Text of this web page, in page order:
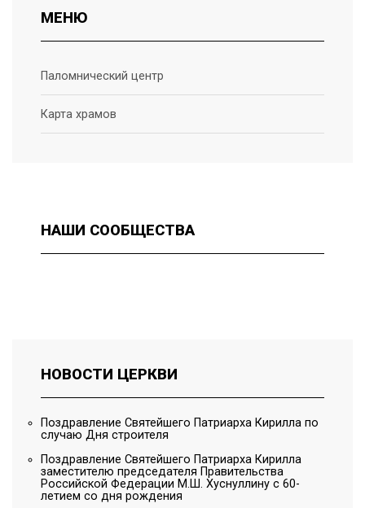
МЕНЮ
Паломнический центр
Карта храмов
НАШИ СООБЩЕСТВА
НОВОСТИ ЦЕРКВИ
Поздравление Святейшего Патриарха Кирилла по
случаю Дня строителя
Поздравление Святейшего Патриарха Кирилла
заместителю председателя Правительства
Российской Федерации М.Ш. Хуснуллину с 60-
летием со дня рождения